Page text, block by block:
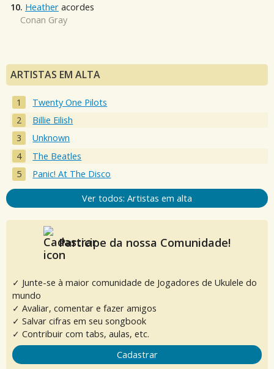
10. Heather acordes
Conan Gray
ARTISTAS EM ALTA
Twenty One Pilots
Billie Eilish
Unknown
The Beatles
Panic! At The Disco
Ver todos: Artistas em alta
Participe da nossa Comunidade!
✓ Junte-se à maior comunidade de Jogadores de Ukulele do
mundo
✓ Avaliar, comentar e fazer amigos
✓ Salvar cifras em seu songbook
✓ Contribuir com tabs, aulas, etc.
Cadastrar